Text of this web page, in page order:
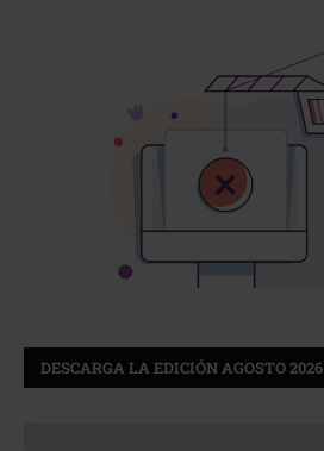
DESCARGA LA EDICIÓN AGOSTO 2026